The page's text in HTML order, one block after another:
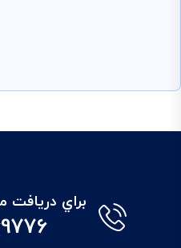
براي دريافت